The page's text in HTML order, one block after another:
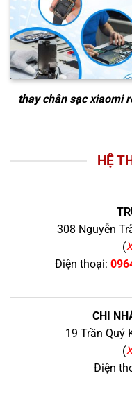
thay chân sạc xiaomi
HỆ
308 Nguyễn
(
Điện thoại:
CHI
19 Trần Quý
(
Điện